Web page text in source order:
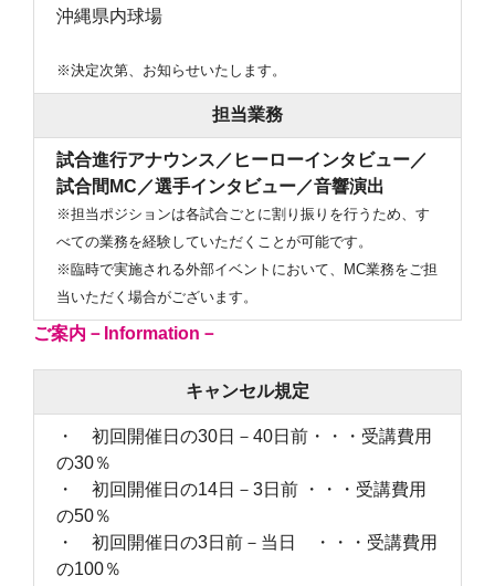
沖縄県内球場
※決定次第、お知らせいたします。
担当業務
試合進行アナウンス／ヒーローインタビュー／
試合間MC／選手インタビュー／音響演出
※担当ポジションは各試合ごとに割り振りを行うため、す
べての業務を経験していただくことが可能です。
※臨時で実施される外部イベントにおいて、MC業務をご担
当いただく場合がございます。
ご案内－Information－
キャンセル規定
・ 初回開催日の30日－40日前・・・受講費用
の30％
・ 初回開催日の14日－3日前 ・・・受講費用
の50％
・ 初回開催日の3日前－当日 ・・・受講費用
の100％